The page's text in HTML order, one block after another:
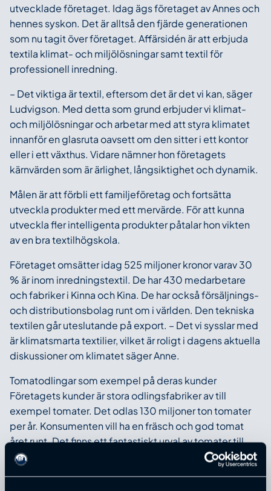
utvecklade företaget. Idag ägs företaget av Annes och
hennes syskon. Det är alltså den fjärde generationen
som nu tagit över företaget. Affärsidén är att erbjuda
textila klimat- och miljölösningar samt textil för
professionell inredning.
– Det viktiga är textil, eftersom det är det vi kan, säger
Ludvigson. Med detta som grund erbjuder vi klimat-
och miljölösningar och arbetar med att styra klimatet
innanför en glasruta oavsett om den sitter i ett kontor
eller i ett växthus. Vidare nämner hon företagets
kärnvärden som är ärlighet, långsiktighet och dynamik.
Målen är att förbli ett familjeföretag och fortsätta
utveckla produkter med ett mervärde. För att kunna
utveckla fler intelligenta produkter påtalar hon vikten
av en bra textilhögskola.
Företaget omsätter idag 525 miljoner kronor varav 30
% är inom inredningstextil. De har 430 medarbetare
och fabriker i Kinna och Kina. De har också försäljnings-
och distributionsbolag runt om i världen. Den tekniska
textilen går uteslutande på export. – Det vi sysslar med
är klimatsmarta textilier, vilket är roligt i dagens aktuella
diskussioner om klimatet säger Anne.
Tomatodlingar som exempel på deras kunder
Företagets kunder är stora odlingsfabriker av till
exempel tomater. Det odlas 130 miljoner ton tomater
per år. Konsumenten vill ha en fräsch och god tomat
året runt. Det finns ett fantastiskt urval av tomater till
skillnad från förr då det fanns en sort och kanske inte
ens under hela året. Anne tipsar oss som konsumenter